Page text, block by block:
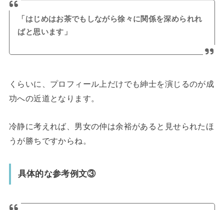
「はじめはお茶でもしながら徐々に関係を深められれ
ばと思います」
くらいに、プロフィール上だけでも紳士を演じるのが成
功への近道となります。
冷静に考えれば、男女の仲は余裕があると見せられたほ
うが勝ちですからね。
具体的な参考例文③